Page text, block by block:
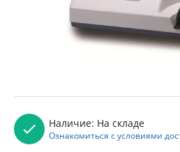
Наличие: На складе
Ознакомиться с условиями